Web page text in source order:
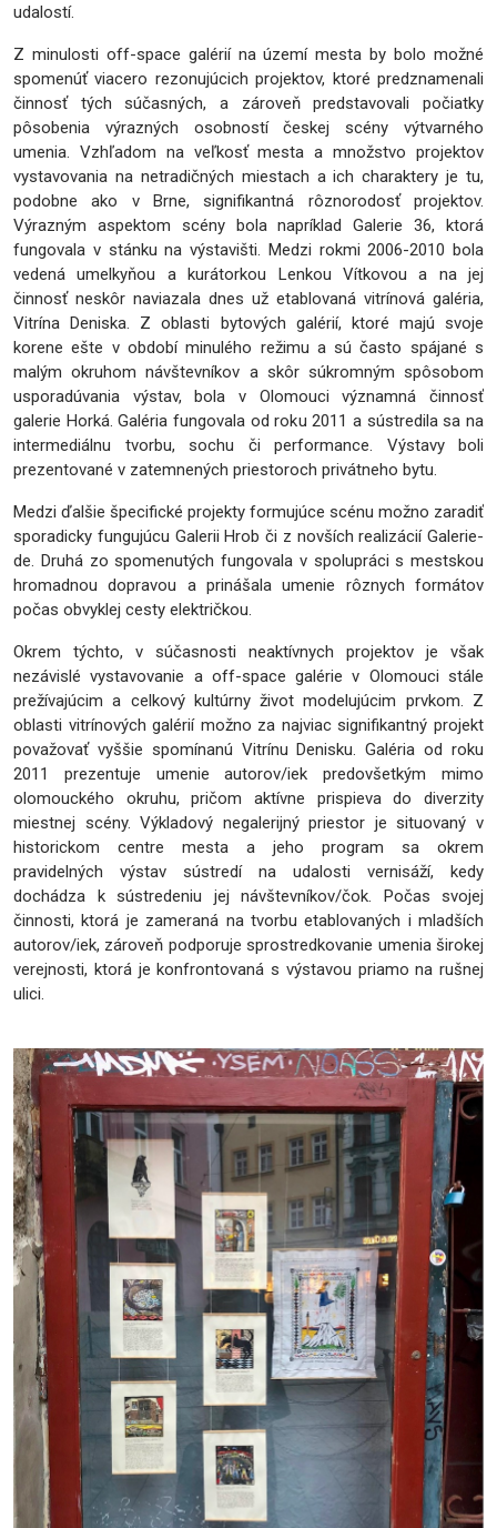
udalostí.
Z minulosti off-space galérií na území mesta by bolo možné
spomenúť viacero rezonujúcich projektov, ktoré predznamenali
činnosť tých súčasných, a zároveň predstavovali počiatky
pôsobenia výrazných osobností českej scény výtvarného
umenia. Vzhľadom na veľkosť mesta a množstvo projektov
vystavovania na netradičných miestach a ich charaktery je tu,
podobne ako v Brne, signifikantná rôznorodosť projektov.
Výrazným aspektom scény bola napríklad Galerie 36, ktorá
fungovala v stánku na výstavišti. Medzi rokmi 2006-2010 bola
vedená umelkyňou a kurátorkou Lenkou Vítkovou a na jej
činnosť neskôr naviazala dnes už etablovaná vitrínová galéria,
Vitrína Deniska. Z oblasti bytových galérií, ktoré majú svoje
korene ešte v období minulého režimu a sú často spájané s
malým okruhom návštevníkov a skôr súkromným spôsobom
usporadúvania výstav, bola v Olomouci významná činnosť
galerie Horká. Galéria fungovala od roku 2011 a sústredila sa na
intermediálnu tvorbu, sochu či performance. Výstavy boli
prezentované v zatemnených priestoroch privátneho bytu.
Medzi ďalšie špecifické projekty formujúce scénu možno zaradiť
sporadicky fungujúcu Galerii Hrob či z novších realizácií Galerie-
de. Druhá zo spomenutých fungovala v spolupráci s mestskou
hromadnou dopravou a prinášala umenie rôznych formátov
počas obvyklej cesty električkou.
Okrem týchto, v súčasnosti neaktívnych projektov je však
nezávislé vystavovanie a off-space galérie v Olomouci stále
prežívajúcim a celkový kultúrny život modelujúcim prvkom. Z
oblasti vitrínových galérií možno za najviac signifikantný projekt
považovať vyššie spomínanú Vitrínu Denisku. Galéria od roku
2011 prezentuje umenie autorov/iek predovšetkým mimo
olomouckého okruhu, pričom aktívne prispieva do diverzity
miestnej scény. Výkladový negalerijný priestor je situovaný v
historickom centre mesta a jeho program sa okrem
pravidelných výstav sústredí na udalosti vernisáží, kedy
dochádza k sústredeniu jej návštevníkov/čok. Počas svojej
činnosti, ktorá je zameraná na tvorbu etablovaných i mladších
autorov/iek, zároveň podporuje sprostredkovanie umenia širokej
verejnosti, ktorá je konfrontovaná s výstavou priamo na rušnej
ulici.